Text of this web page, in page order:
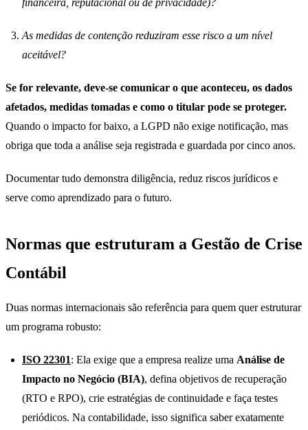
financeira, reputacional ou de privacidade)?
As medidas de contenção reduziram esse risco a um nível
aceitável?
Se for relevante, deve-se comunicar o que aconteceu, os dados
afetados, medidas tomadas e como o titular pode se proteger.
Quando o impacto for baixo, a LGPD não exige notificação, mas
obriga que toda a análise seja registrada e guardada por cinco anos.
Documentar tudo demonstra diligência, reduz riscos jurídicos e
serve como aprendizado para o futuro.
Normas que estruturam a Gestão de Crise
Contábil
Duas normas internacionais são referência para quem quer estruturar
um programa robusto:
ISO 22301: Ela exige que a empresa realize uma Análise de
Impacto no Negócio (BIA), defina objetivos de recuperação
(RTO e RPO), crie estratégias de continuidade e faça testes
periódicos. Na contabilidade, isso significa saber exatamente